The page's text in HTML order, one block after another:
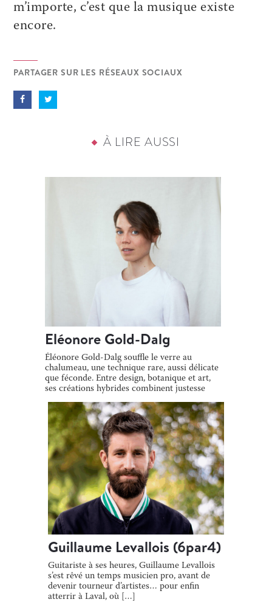
m’importe, c’est que la musique existe
encore.
PARTAGER SUR LES RÉSEAUX SOCIAUX
À LIRE AUSSI
Eléonore Gold-Dalg
Éléonore Gold-Dalg souffle le verre au
chalumeau, une technique rare, aussi délicate
que féconde. Entre design, botanique et art,
ses créations hybrides combinent justesse
Guillaume Levallois (6par4)
Guitariste à ses heures, Guillaume Levallois
s’est rêvé un temps musicien pro, avant de
devenir tourneur d’artistes… pour enfin
atterrir à Laval, où […]